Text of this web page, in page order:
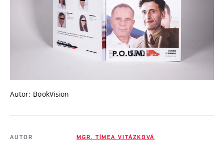
Autor: BookVision
AUTOR
MGR. TÍMEA VITÁZKOVÁ